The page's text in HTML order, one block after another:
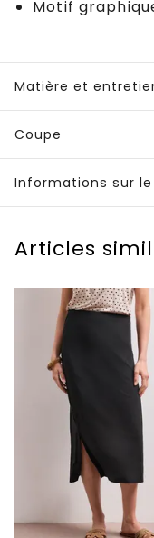
Motif
Matière et
Coupe
Informations sur le
Articles